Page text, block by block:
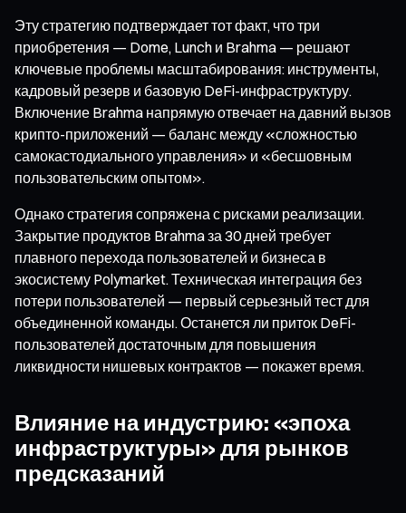
Эту стратегию подтверждает тот факт, что три
приобретения — Dome, Lunch и Brahma — решают
ключевые проблемы масштабирования: инструменты,
кадровый резерв и базовую DeFi-инфраструктуру.
Включение Brahma напрямую отвечает на давний вызов
крипто-приложений — баланс между «сложностью
самокастодиального управления» и «бесшовным
пользовательским опытом».
Однако стратегия сопряжена с рисками реализации.
Закрытие продуктов Brahma за 30 дней требует
плавного перехода пользователей и бизнеса в
экосистему Polymarket. Техническая интеграция без
потери пользователей — первый серьезный тест для
объединенной команды. Останется ли приток DeFi-
пользователей достаточным для повышения
ликвидности нишевых контрактов — покажет время.
Влияние на индустрию: «эпоха
инфраструктуры» для рынков
предсказаний